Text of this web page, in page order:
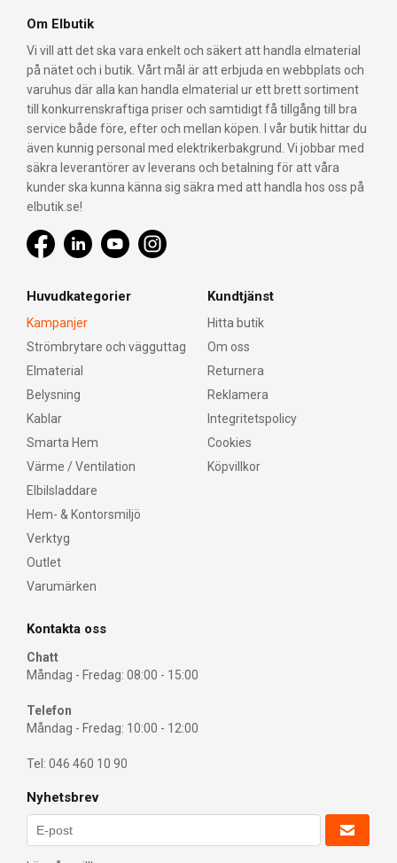
Om Elbutik
Vi vill att det ska vara enkelt och säkert att handla elmaterial
på nätet och i butik. Vårt mål är att erbjuda en webbplats och
varuhus där alla kan handla elmaterial ur ett brett sortiment
till konkurrenskraftiga priser och samtidigt få tillgång till bra
service både före, efter och mellan köpen. I vår butik hittar du
även kunnig personal med elektrikerbakgrund. Vi jobbar med
säkra leverantörer av leverans och betalning för att våra
kunder ska kunna känna sig säkra med att handla hos oss på
elbutik.se!
Huvudkategorier
Kampanjer
Strömbrytare och vägguttag
Elmaterial
Belysning
Kablar
Smarta Hem
Värme / Ventilation
Elbilsladdare
Hem- & Kontorsmiljö
Verktyg
Outlet
Varumärken
Kundtjänst
Hitta butik
Om oss
Returnera
Reklamera
Integritetspolicy
Cookies
Köpvillkor
Kontakta oss
Chatt
Måndag - Fredag: 08:00 - 15:00
Telefon
Måndag - Fredag: 10:00 - 12:00
Tel: 046 460 10 90
Nyhetsbrev